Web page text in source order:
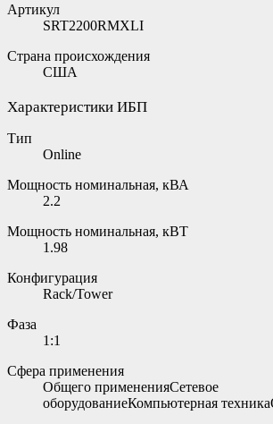
Артикул
SRT2200RMXLI
Страна происхождения
США
Характеристики ИБП
Тип
Online
Мощность номинальная, кВА
2.2
Мощность номинальная, кВТ
1.98
Конфигурация
Rack/Tower
Фаза
1:1
Сфера применения
Общего примененияСетевое
оборудованиеКомпьютерная